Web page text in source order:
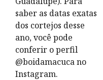
saber as datas exatas
dos cortejos desse
ano, você pode
conferir o perfil
@boidamacuca no
Instagram.